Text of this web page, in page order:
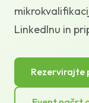
LinkedInu in
Rezervirajte